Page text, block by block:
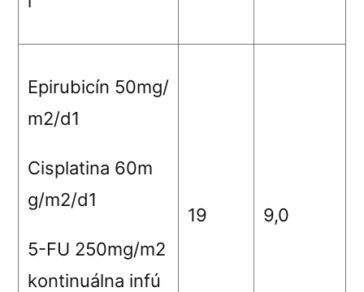
Epirubicín 50mg/
m2/d1
Cisplatina 60m
g/m2/d1
5-FU 250mg/m2
kontinuálna infú
19 9,0